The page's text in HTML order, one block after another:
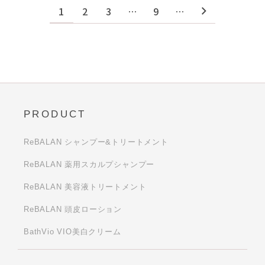
1 2 3 … 9 …
PRODUCT
ReBALAN シャンプー&トリートメント
ReBALAN 薬用スカルプシャンプー
ReBALAN 美容液トリートメント
ReBALAN 頭皮ローション
BathVio VIO美白クリーム